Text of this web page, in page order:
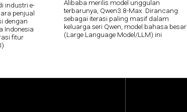
industri e-
penjual
dengan
Indonesia
fitur
Alibaba merilis model unggulan
terbarunya, Qwen3.8-Max. Dirancang
sebagai iterasi paling masif dalam
keluarga seri Qwen, model bahasa besar
(Large Language Model/LLM) ini